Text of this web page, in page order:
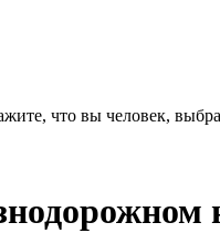
что вы человек,